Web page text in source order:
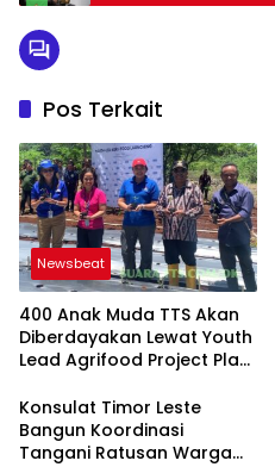
Pos Terkait
Newsbeat
400 Anak Muda TTS Akan
Diberdayakan Lewat Youth
Lead Agrifood Project Plan
Konsulat Timor Leste
Bangun Koordinasi
Tangani Ratusan Warga